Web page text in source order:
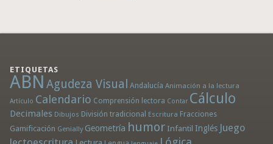
ETIQUETAS
ABN Agudeza Visual Andalucía Animación a la lectura
Artículo Calendario Comprensión lectora Contar Cálculo
Decimales Dibujos División tradicional Escritura Fracciones
Gamificación Genially Geometría humor Infantil Inglés Juego